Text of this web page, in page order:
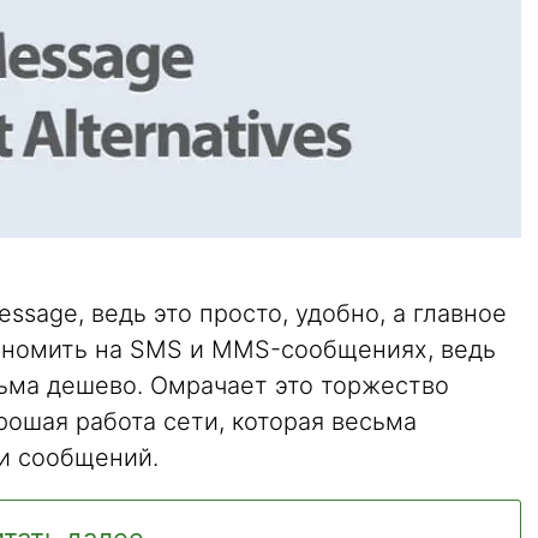
ведь это просто, удобно, а главное
на SMS и MMS-сообщениях, ведь
дешево. Омрачает это торжество
работа сети, которая весьма
сообщений.